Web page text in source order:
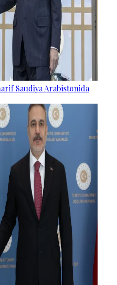
Saudiya Arabistonida